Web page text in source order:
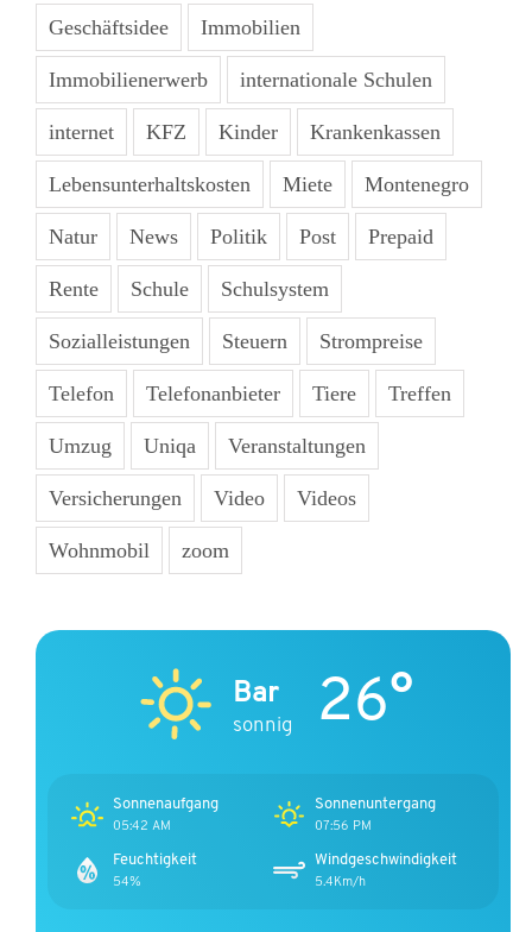
Geschäftsidee Immobilien
Immobilienerwerb internationale Schulen
internet KFZ Kinder Krankenkassen
Lebensunterhaltskosten Miete Montenegro
Natur News Politik Post Prepaid
Rente Schule Schulsystem
Sozialleistungen Steuern Strompreise
Telefon Telefonanbieter Tiere Treffen
Umzug Uniqa Veranstaltungen
Versicherungen Video Videos
Wohnmobil zoom
Bar
sonnig 26°
Sonnenaufgang
05:42 AM
Sonnenuntergang
07:56 PM
Feuchtigkeit
54%
Windgeschwindigkeit
5.4Km/h